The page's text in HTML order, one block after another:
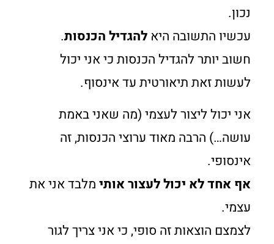
נכון.
עכשיו התשובה היאלהגדיל הכנסות.
חשוב יותר להגדיל הכנסות כי אני יכול
לעשות זאת תיאורטית עד אינסוף.
אני יכול ליצור לעצמי (מה שאני באמת
עושה…) הרבה מאוד ערוצי הכנסות, זה
אינסופי.
אף אחד לא יכול לעצור אותימלבד אני את
עצמי.
לצמצם הוצאות זה סופי, כי אני צריך לגור